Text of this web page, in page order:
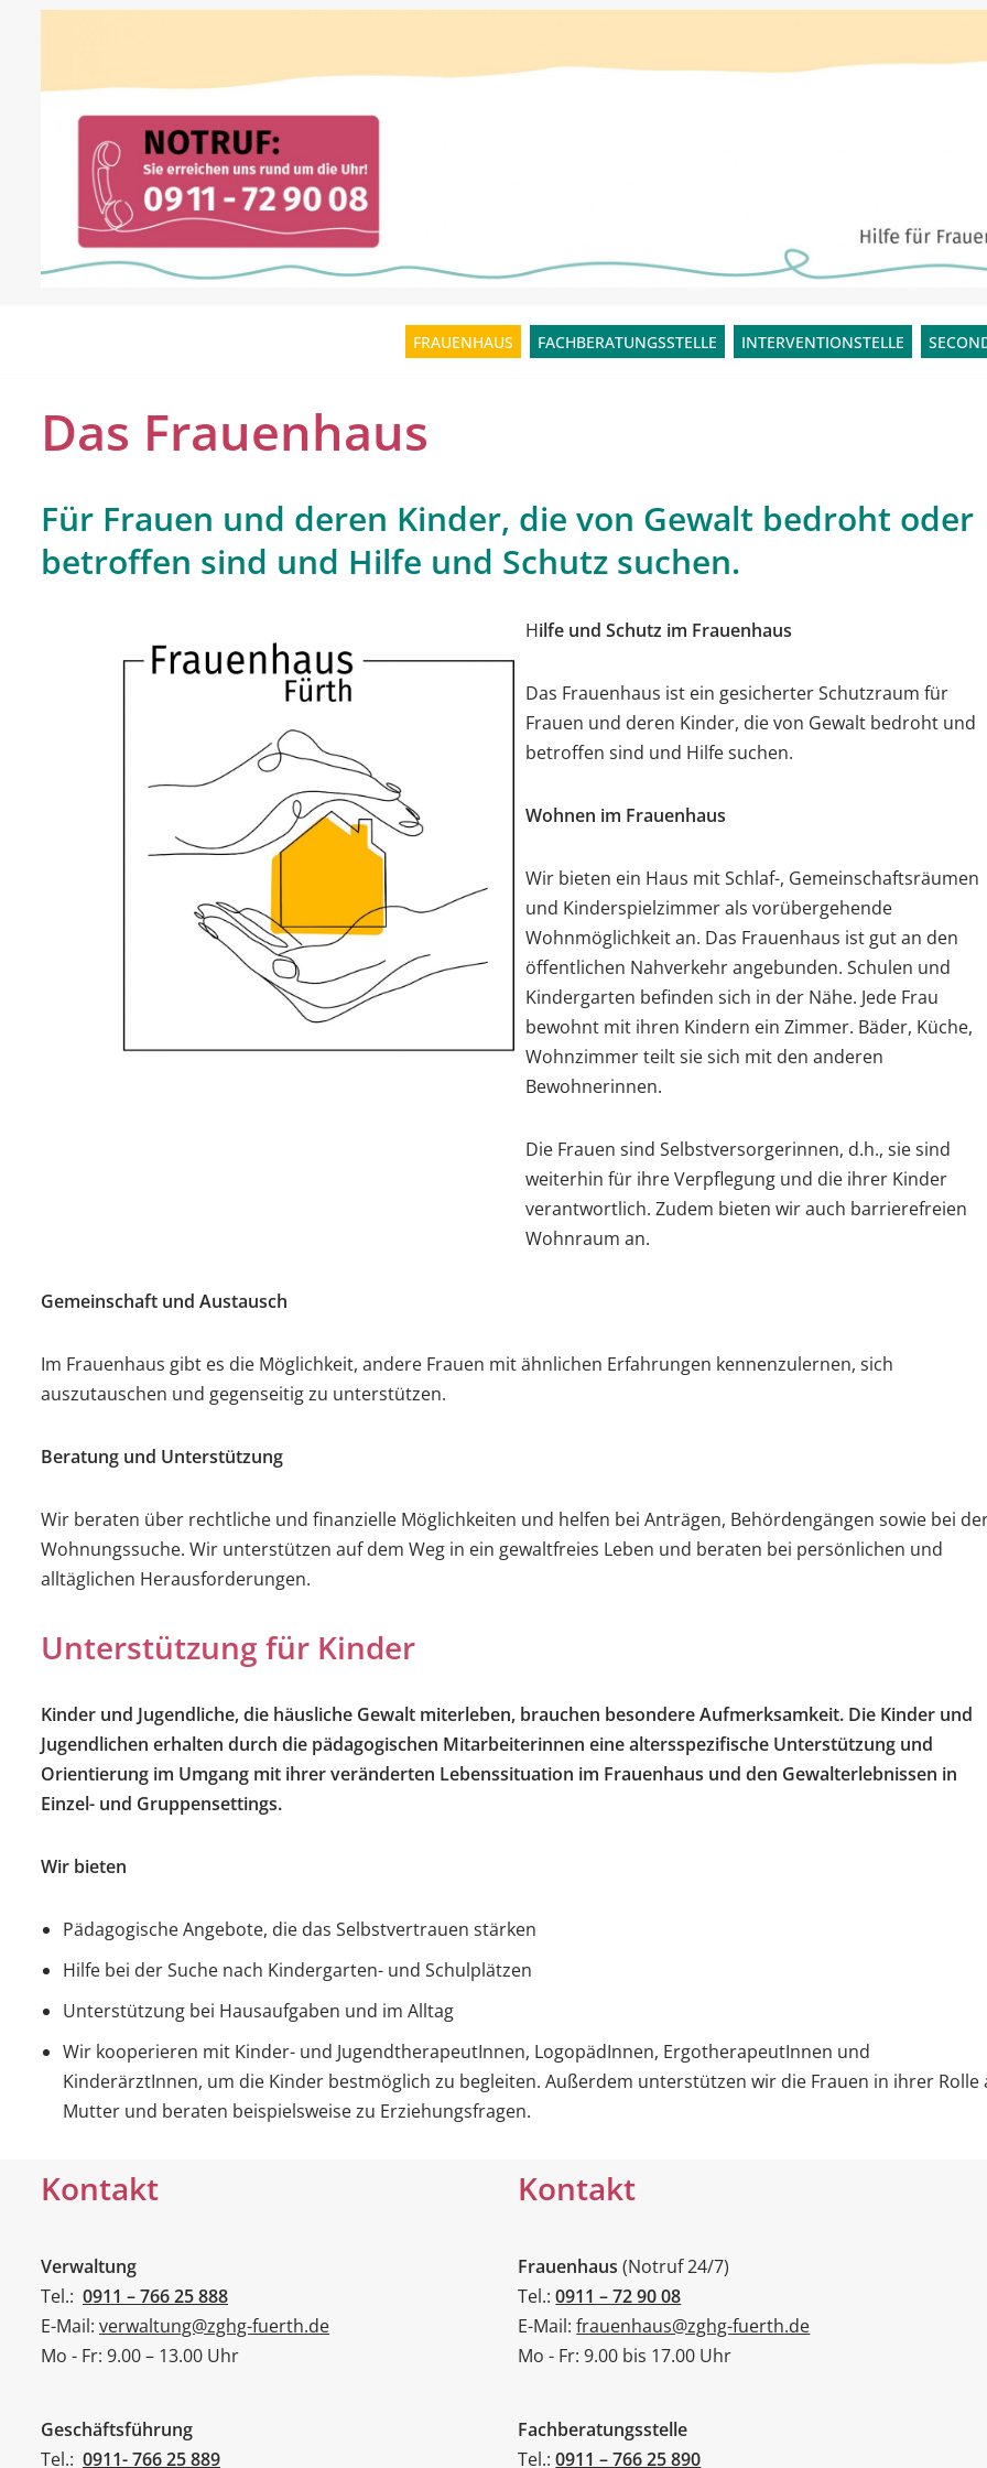
Inhalt
springen
FRAUENHAUS FACHBERATUNGSSTELLE INTERVENTIONSTELLE
Das Frauenhaus
Für Frauen und deren Kinder, die von Gewalt bedroht oder
betroffen sind und Hilfe und Schutz suchen.
Hilfe und Schutz im Frauenhaus
Das Frauenhaus ist ein gesicherter Schutzraum für
Frauen und deren Kinder, die von Gewalt bedroht und
betroffen sind und Hilfe suchen.
Wohnen im Frauenhaus
Wir bieten ein Haus mit Schlaf-, Gemeinschaftsräumen
und Kinderspielzimmer als vorübergehende
Wohnmöglichkeit an. Das Frauenhaus ist gut an den
öffentlichen Nahverkehr angebunden. Schulen und
Kindergarten befinden sich in der Nähe. Jede Frau
bewohnt mit ihren Kindern ein Zimmer. Bäder, Küche,
Wohnzimmer teilt sie sich mit den anderen
Bewohnerinnen.
Die Frauen sind Selbstversorgerinnen, d.h., sie sind
weiterhin für ihre Verpflegung und die ihrer Kinder
verantwortlich. Zudem bieten wir auch barrierefreien
Wohnraum an.
Gemeinschaft und Austausch
Im Frauenhaus gibt es die Möglichkeit, andere Frauen mit ähnlichen Erfahrungen kennenzulernen, sich
auszutauschen und gegenseitig zu unterstützen.
Beratung und Unterstützung
Wir beraten über rechtliche und finanzielle Möglichkeiten und helfen bei Anträgen, Behördengängen sowie bei
Wohnungssuche. Wir unterstützen auf dem Weg in ein gewaltfreies Leben und beraten bei persönlichen und
alltäglichen Herausforderungen.
Unterstützung für Kinder
Kinder und Jugendliche, die häusliche Gewalt miterleben, brauchen besondere Aufmerksamkeit. Die Kinder und
Jugendlichen erhalten durch die pädagogischen Mitarbeiterinnen eine altersspezifische Unterstützung und
Orientierung im Umgang mit ihrer veränderten Lebenssituation im Frauenhaus und den Gewalterlebnissen in
Einzel- und Gruppensettings.
Wir bieten
Pädagogische Angebote, die das Selbstvertrauen stärken
Hilfe bei der Suche nach Kindergarten- und Schulplätzen
Unterstützung bei Hausaufgaben und im Alltag
Wir kooperieren mit Kinder- und JugendtherapeutInnen, LogopädInnen, ErgotherapeutInnen und
KinderärztInnen, um die Kinder bestmöglich zu begleiten. Außerdem unterstützen wir die Frauen in ihrer Rolle
Mutter und beraten beispielsweise zu Erziehungsfragen.
Kontakt
Verwaltung
Tel.: 0911 – 766 25 888
E-Mail: verwaltung@zghg-fuerth.de
Mo - Fr: 9.00 – 13.00 Uhr
Geschäftsführung
Tel.: 0911- 766 25 889
Kontakt
Frauenhaus (Notruf 24/7)
Tel.:0911 – 72 90 08
E-Mail:frauenhaus@zghg-fuerth.de
Mo - Fr: 9.00 bis 17.00 Uhr
Fachberatungsstelle
Tel.:0911 – 766 25 890